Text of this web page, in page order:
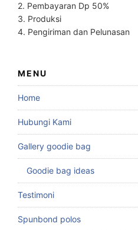
2. Pembayaran Dp 50%
3. Produksi
4. Pengiriman dan Pelunasan
MENU
Home
Hubungi Kami
Gallery goodie bag
Goodie bag ideas
Testimoni
Spunbond polos